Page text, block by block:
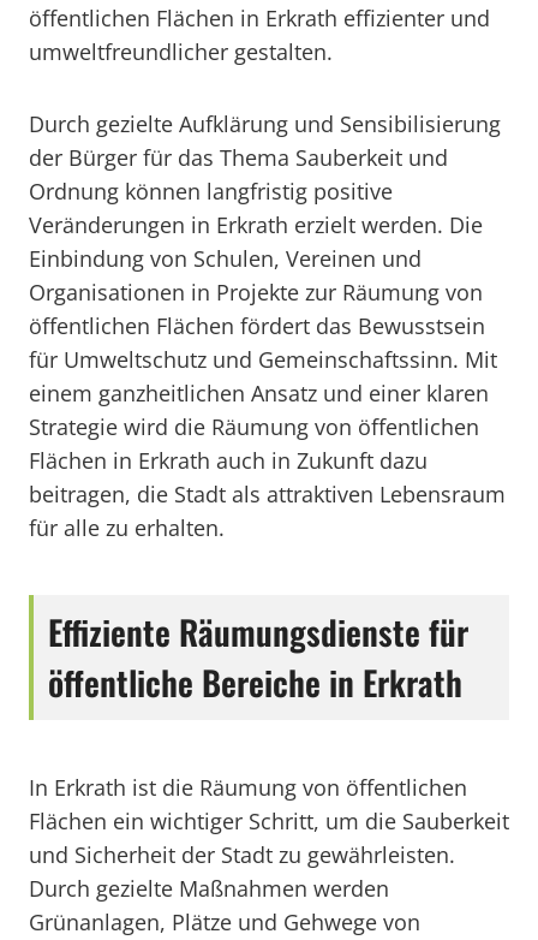
öffentlichen Flächen in Erkrath effizienter und
umweltfreundlicher gestalten.
Durch gezielte Aufklärung und Sensibilisierung
der Bürger für das Thema Sauberkeit und
Ordnung können langfristig positive
Veränderungen in Erkrath erzielt werden. Die
Einbindung von Schulen, Vereinen und
Organisationen in Projekte zur Räumung von
öffentlichen Flächen fördert das Bewusstsein
für Umweltschutz und Gemeinschaftssinn. Mit
einem ganzheitlichen Ansatz und einer klaren
Strategie wird die Räumung von öffentlichen
Flächen in Erkrath auch in Zukunft dazu
beitragen, die Stadt als attraktiven Lebensraum
für alle zu erhalten.
Effiziente Räumungsdienste für
öffentliche Bereiche in Erkrath
In Erkrath ist die Räumung von öffentlichen
Flächen ein wichtiger Schritt, um die Sauberkeit
und Sicherheit der Stadt zu gewährleisten.
Durch gezielte Maßnahmen werden
Grünanlagen, Plätze und Gehwege von